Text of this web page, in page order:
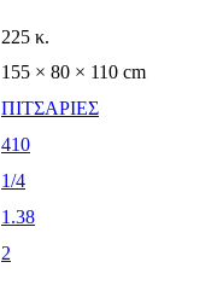
225 κ.
155 × 80 × 110 cm
ΠΙΤΣΑΡΙΕΣ
410
1/4
1.38
2